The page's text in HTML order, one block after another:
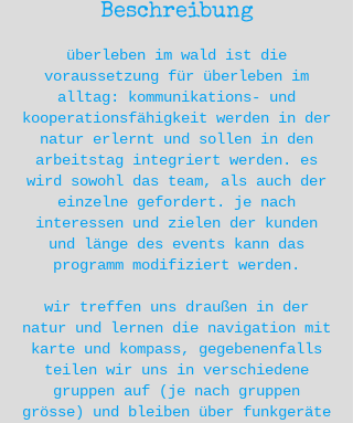
Beschreibung
überleben im wald ist die
voraussetzung für überleben im
alltag: kommunikations- und
kooperationsfähigkeit werden in der
natur erlernt und sollen in den
arbeitstag integriert werden. es
wird sowohl das team, als auch der
einzelne gefordert. je nach
interessen und zielen der kunden
und länge des events kann das
programm modifiziert werden.
wir treffen uns draußen in der
natur und lernen die navigation mit
karte und kompass, gegebenenfalls
teilen wir uns in verschiedene
gruppen auf (je nach gruppen
grösse) und bleiben über funkgeräte